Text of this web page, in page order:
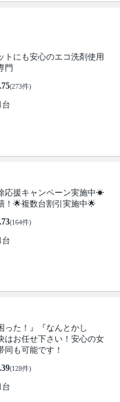
トにも安心のエコ洗剤使用
門
(273件)
台
応援キャンペーン実施中☀
！🌟複数台割引実施中🌟
(164件)
台
った！』『なんとかし
はお任せ下さい！安心の女
同も可能です！
(128件)
台